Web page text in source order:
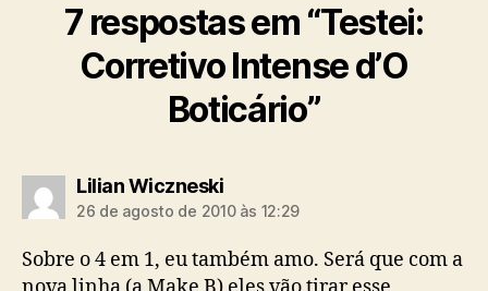
7 respostas em “Testei:
Corretivo Intense d’O
Boticário”
Lilian Wiczneskidiz:
26 de agosto de 2010 às 12:29
Sobre o 4 em 1, eu também amo. Será que com a